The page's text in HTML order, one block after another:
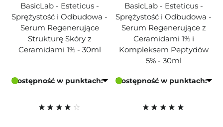
BasicLab - Esteticus -
Sprężystość i Odbudowa -
Serum Regenerujące
Strukturę Skóry z
Ceramidami 1% - 30ml
Dostępność w punktach:
BasicLab - Esteticus -
Sprężystość i Odbudowa -
Serum Regenerujące z
Ceramidami 1% i
Kompleksem Peptydów
5% - 30ml
Dostępność w punktach: